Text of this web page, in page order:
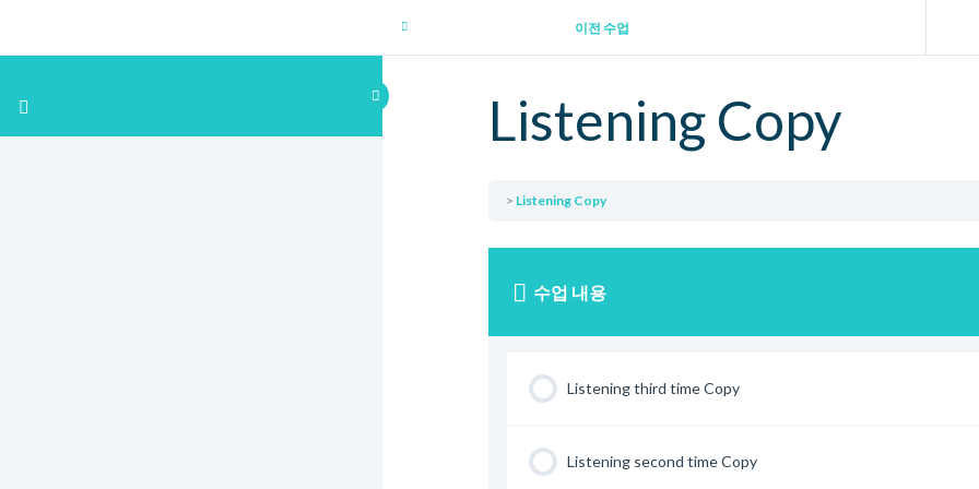
이전 수업
Listening Copy
Listening Copy
수업 내용
Listening third time Copy
Listening second time Copy